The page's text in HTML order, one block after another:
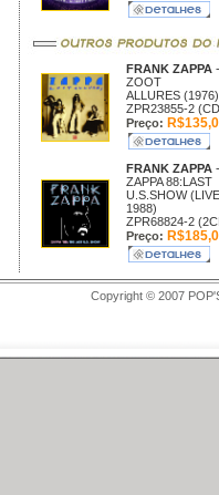
FRANK ZAPPA -
ZOOT
ALLURES (1976)
ZPR23855-2
Preço:
FRANK ZAPPA -
ZAPPA 88:LAST
U.S.SHOW (LIVE
1988)
ZPR68824-2
Preço:
Copyright © 2007